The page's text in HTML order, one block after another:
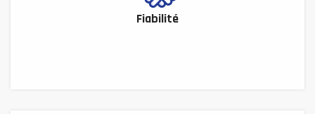
Fiabilité